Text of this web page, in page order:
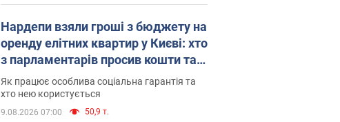
Нардепи взяли гроші з бюджету на
оренду елітних квартир у Києві: хто
з парламентарів просив кошти та
де поселився
Як працює особлива соціальна гарантія та
хто нею користується
9.08.2026 07:00 50,9 т.